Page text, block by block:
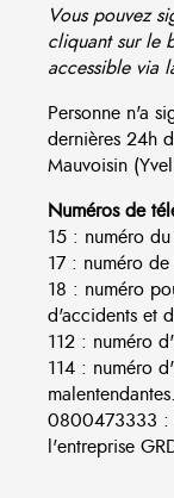
Vous pouvez
cliquant sur le
accessible via
Personne n'a
dernières 24h
Mauvoisin
Numéros de
15 : numéro
17 : numéro
18 : numéro
d'accidents et
112 : numéro
114 : numéro
malentendantes.
0800473333 :
l'entreprise